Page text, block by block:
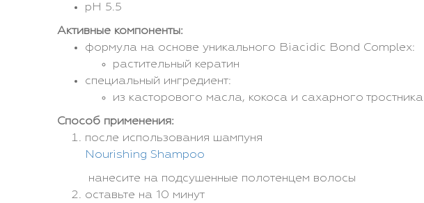
pH 5.5
Активные компоненты:
формула на основе уникального Biacidic Bond Complex:
растительный кератин
специальный ингредиент:
из касторового масла, кокоса и сахарного тростника
Способ применения:
после использования шампуня
Nourishing Shampoo
нанесите на подсушенные полотенцем волосы
оставьте на 10 минут